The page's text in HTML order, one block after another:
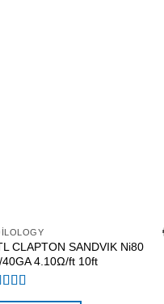
CLAPTON SANDVIK Ni80
40GA 4.10Ω/ft 10ft